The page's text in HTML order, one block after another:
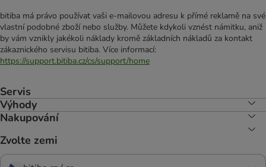
bitiba má právo používat vaši e-mailovou adresu k přímé reklamě na své
vlastní podobné zboží nebo služby. Můžete kdykoli vznést námitku, aniž
by vám vznikly jakékoli náklady kromě základních nákladů za kontakt
zákaznického servisu bitiba. Více informací:
https://support.bitiba.cz/cs/support/home
Servis
Výhody
Nakupování
Zvolte zemi